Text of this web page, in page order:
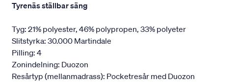
Tyrenäs ställbar säng
Tyg: 21% polyester, 46% polypropen, 33% polyeter
Slitstyrka: 30.000 Martindale
Pilling: 4
Zonindelning: Duozon
Resårtyp (mellanmadrass): Pocketresår med Duozon